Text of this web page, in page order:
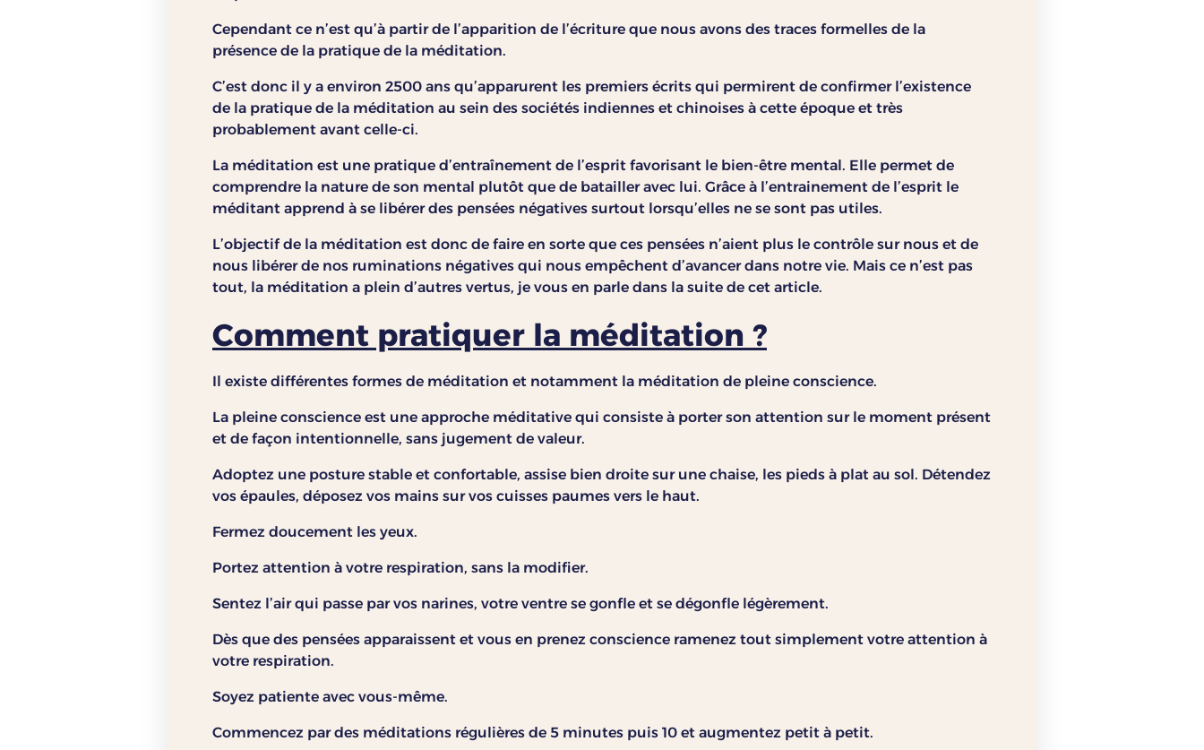
Cependant ce n’est qu’à partir de l’apparition de l’écriture que nous avons des traces formelles de la
présence de la pratique de la méditation.
C’est donc il y a environ 2500 ans qu’apparurent les premiers écrits qui permirent de confirmer l’existence
de la pratique de la méditation au sein des sociétés indiennes et chinoises à cette époque et très
probablement avant celle-ci.
La méditation est une pratique d’entraînement de l’esprit favorisant le bien-être mental. Elle permet de
comprendre la nature de son mental plutôt que de batailler avec lui. Grâce à l’entrainement de l’esprit le
méditant apprend à se libérer des pensées négatives surtout lorsqu’elles ne se sont pas utiles.
L’objectif de la méditation est donc de faire en sorte que ces pensées n’aient plus le contrôle sur nous et de
nous libérer de nos ruminations négatives qui nous empêchent d’avancer dans notre vie. Mais ce n’est pas
tout, la méditation a plein d’autres vertus, je vous en parle dans la suite de cet article.
Comment pratiquer la méditation ?
Il existe différentes formes de méditation et notamment la méditation de pleine conscience.
La pleine conscience est une approche méditative qui consiste à porter son attention sur le moment présent
et de façon intentionnelle, sans jugement de valeur.
Adoptez une posture stable et confortable, assise bien droite sur une chaise, les pieds à plat au sol. Détendez
vos épaules, déposez vos mains sur vos cuisses paumes vers le haut.
Fermez doucement les yeux.
Portez attention à votre respiration, sans la modifier.
Sentez l’air qui passe par vos narines, votre ventre se gonfle et se dégonfle légèrement.
Dès que des pensées apparaissent et vous en prenez conscience ramenez tout simplement votre attention à
votre respiration.
Soyez patiente avec vous-même.
Commencez par des méditations régulières de 5 minutes puis 10 et augmentez petit à petit.